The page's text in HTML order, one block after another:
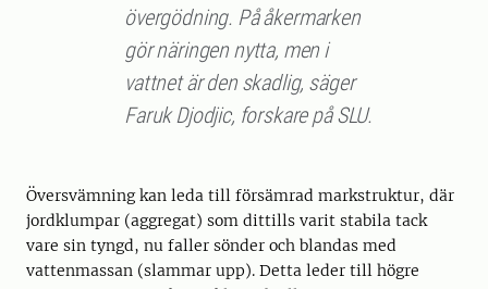
övergödning. På åkermarken
gör näringen nytta, men i
vattnet är den skadlig, säger
Faruk Djodjic, forskare på SLU.
Översvämning kan leda till försämrad markstruktur, där
jordklumpar (aggregat) som dittills varit stabila tack
vare sin tyngd, nu faller sönder och blandas med
vattenmassan (slammar upp). Detta leder till högre